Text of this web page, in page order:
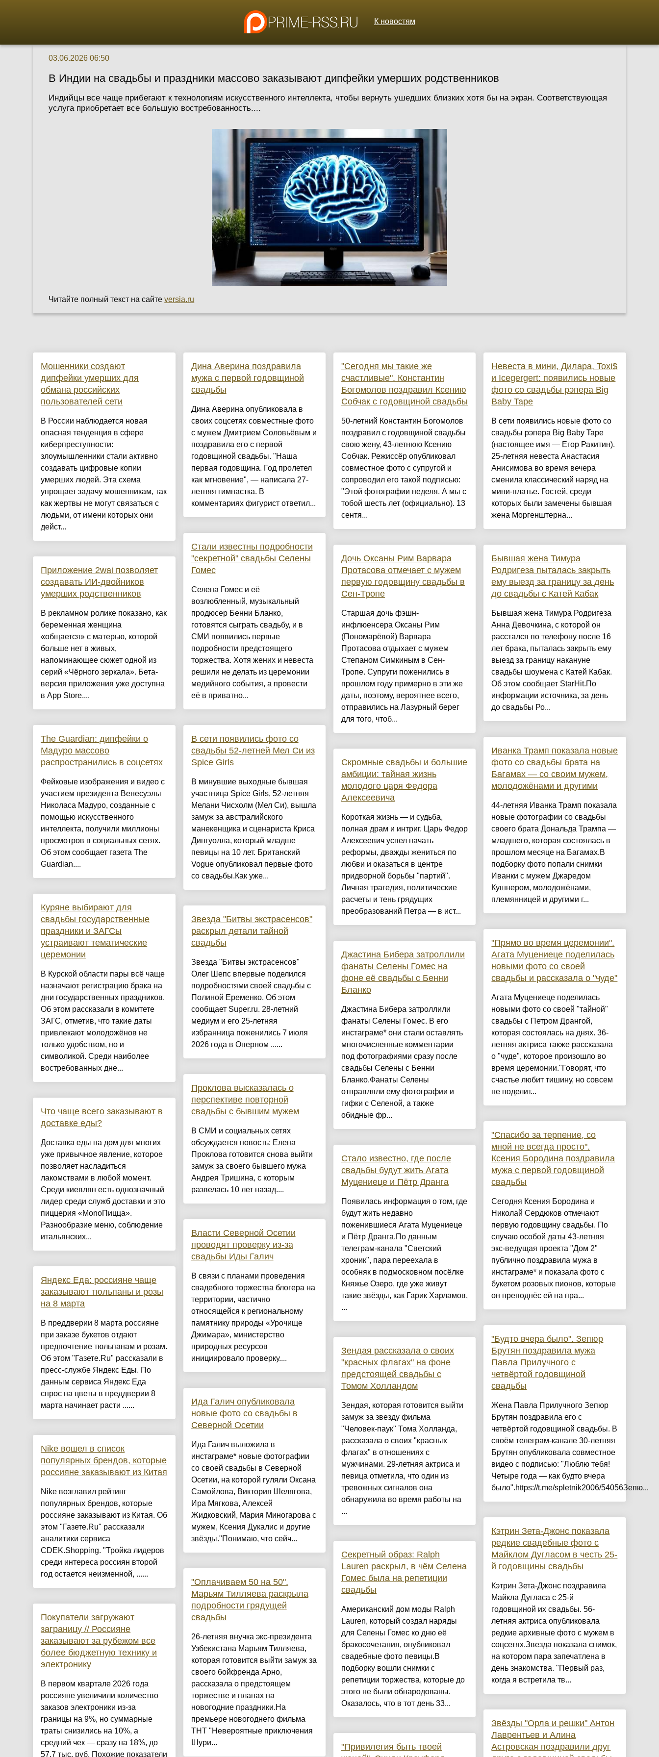
К новостям
03.06.2026 06:50
В Индии на свадьбы и праздники массово заказывают дипфейки умерших родственников
Индийцы все чаще прибегают к технологиям искусственного интеллекта, чтобы вернуть ушедших близких хотя бы на экран. Соответствующая
услуга приобретает все большую востребованность....
Читайте полный текст на сайтеversia.ru
Мошенники создают
дипфейки умерших для
обмана российских
пользователей сети
В России наблюдается новая
опасная тенденция в сфере
киберпреступности:
злоумышленники стали активно
создавать цифровые копии
умерших людей. Эта схема
упрощает задачу мошенникам, так
как жертвы не могут связаться с
людьми, от имени которых они
дейст...
Приложение 2wai позволяет
создавать ИИ-двойников
умерших родственников
В рекламном ролике показано, как
беременная женщина
«общается» с матерью, которой
больше нет в живых,
напоминающее сюжет одной из
серий «Чёрного зеркала». Бета-
версия приложения уже доступна
в App Store....
The Guardian: дипфейки о
Мадуро массово
распространились в соцсетях
Фейковые изображения и видео с
участием президента Венесуэлы
Николаса Мадуро, созданные с
помощью искусственного
интеллекта, получили миллионы
просмотров в социальных сетях.
Об этом сообщает газета The
Guardian....
Куряне выбирают для
свадьбы государственные
праздники и ЗАГСы
устраивают тематические
церемонии
В Курской области пары всё чаще
назначают регистрацию брака на
дни государственных праздников.
Об этом рассказали в комитете
ЗАГС, отметив, что такие даты
привлекают молодожёнов не
только удобством, но и
символикой. Среди наиболее
востребованных дне...
Что чаще всего заказывают в
доставке еды?
Доставка еды на дом для многих
уже привычное явление, которое
позволяет насладиться
лакомствами в любой момент.
Среди киевлян есть однозначный
лидер среди служб доставки и это
пиццерия «MonoПицца».
Разнообразие меню, соблюдение
итальянских...
Яндекс Еда: россияне чаще
заказывают тюльпаны и розы
на 8 марта
В преддверии 8 марта россияне
при заказе букетов отдают
предпочтение тюльпанам и розам.
Об этом "Газете.Ru" рассказали в
пресс-службе Яндекс Еды. По
данным сервиса Яндекс Еда
спрос на цветы в преддверии 8
марта начинает расти ......
Nike вошел в список
популярных брендов, которые
россияне заказывают из Китая
Nike возглавил рейтинг
популярных брендов, которые
россияне заказывают из Китая. Об
этом "Газете.Ru" рассказали
аналитики сервиса
CDEK.Shopping. "Тройка лидеров
среди интереса россиян второй
год остается неизменной, ......
Покупатели загружают
заграницу // Россияне
заказывают за рубежом все
более бюджетную технику и
электронику
В первом квартале 2026 года
россияне увеличили количество
заказов электроники из-за
границы на 9%, но суммарные
траты снизились на 10%, а
средний чек — сразу на 18%, до
57,7 тыс. руб. Похожие показатели
Дина Аверина поздравила
мужа с первой годовщиной
свадьбы
Дина Аверина опубликовала в
своих соцсетях совместные фото
с мужем Дмитрием Соловьёвым и
поздравила его с первой
годовщиной свадьбы. "Наша
первая годовщина. Год пролетел
как мгновение", — написала 27-
летняя гимнастка. В
комментариях фигурист ответил...
Стали известны подробности
"секретной" свадьбы Селены
Гомес
Селена Гомес и её
возлюбленный, музыкальный
продюсер Бенни Бланко,
готовятся сыграть свадьбу, и в
СМИ появились первые
подробности предстоящего
торжества. Хотя жених и невеста
решили не делать из церемонии
медийного события, а провести
её в приватно...
В сети появились фото со
свадьбы 52-летней Мел Си из
Spice Girls
В минувшие выходные бывшая
участница Spice Girls, 52-летняя
Мелани Чисхолм (Мел Си), вышла
замуж за австралийского
манекенщика и сценариста Криса
Дингуолла, который младше
певицы на 10 лет. Британский
Vogue опубликовал первые фото
со свадьбы.Как уже...
Звезда "Битвы экстрасенсов"
раскрыл детали тайной
свадьбы
Звезда "Битвы экстрасенсов"
Олег Шепс впервые поделился
подробностями своей свадьбы с
Полиной Еременко. Об этом
сообщает Super.ru. 28‑летний
медиум и его 25‑летняя
избранница поженились 7 июля
2026 года в Оперном ......
Проклова высказалась о
перспективе повторной
свадьбы с бывшим мужем
В СМИ и социальных сетях
обсуждается новость: Елена
Проклова готовится снова выйти
замуж за своего бывшего мужа
Андрея Тришина, с которым
развелась 10 лет назад....
Власти Северной Осетии
проводят проверку из-за
свадьбы Иды Галич
В связи с планами проведения
свадебного торжества блогера на
территории, частично
относящейся к региональному
памятнику природы «Урочище
Джимара», министерство
природных ресурсов
инициировало проверку....
Ида Галич опубликовала
новые фото со свадьбы в
Северной Осетии
Ида Галич выложила в
инстаграме* новые фотографии
со своей свадьбы в Северной
Осетии, на которой гуляли Оксана
Самойлова, Виктория Шелягова,
Ира Мягкова, Алексей
Жидковский, Мария Миногарова с
мужем, Ксения Дукалис и другие
звёзды."Понимаю, что сейч...
"Оплачиваем 50 на 50".
Марьям Тилляева раскрыла
подробности грядущей
свадьбы
26-летняя внучка экс-президента
Узбекистана Марьям Тилляева,
которая готовится выйти замуж за
своего бойфренда Арно,
рассказала о предстоящем
торжестве и планах на
новогодние праздники.На
премьере новогоднего фильма
ТНТ "Невероятные приключения
Шури...
"Сегодня мы такие же
счастливые". Константин
Богомолов поздравил Ксению
Собчак с годовщиной свадьбы
50-летний Константин Богомолов
поздравил с годовщиной свадьбы
свою жену, 43-летнюю Ксению
Собчак. Режиссёр опубликовал
совместное фото с супругой и
сопроводил его такой подписью:
"Этой фотографии неделя. А мы с
тобой шесть лет (официально). 13
сентя...
Дочь Оксаны Рим Варвара
Протасова отмечает с мужем
первую годовщину свадьбы в
Сен-Тропе
Старшая дочь фэшн-
инфлюенсера Оксаны Рим
(Пономарёвой) Варвара
Протасова отдыхает с мужем
Степаном Симкиным в Сен-
Тропе. Супруги поженились в
прошлом году примерно в эти же
даты, поэтому, вероятнее всего,
отправились на Лазурный берег
для того, чтоб...
Скромные свадьбы и большие
амбиции: тайная жизнь
молодого царя Федора
Алексеевича
Короткая жизнь — и судьба,
полная драм и интриг. Царь Федор
Алексеевич успел начать
реформы, дважды жениться по
любви и оказаться в центре
придворной борьбы "партий".
Личная трагедия, политические
расчеты и тень грядущих
преобразований Петра — в ист...
Джастина Бибера затроллили
фанаты Селены Гомес на
фоне её свадьбы с Бенни
Бланко
Джастина Бибера затроллили
фанаты Селены Гомес. В его
инстаграме* они стали оставлять
многочисленные комментарии
под фотографиями сразу после
свадьбы Селены с Бенни
Бланко.Фанаты Селены
отправляли ему фотографии и
гифки с Селеной, а также
обидные фр...
Стало известно, где после
свадьбы будут жить Агата
Муцениеце и Пётр Дранга
Появилась информация о том, где
будут жить недавно
поженившиеся Агата Муцениеце
и Пётр Дранга.По данным
телеграм-канала "Светский
хроник", пара переехала в
особняк в подмосковном посёлке
Княжье Озеро, где уже живут
такие звёзды, как Гарик Харламов,
...
Зендая рассказала о своих
"красных флагах" на фоне
предстоящей свадьбы с
Томом Холландом
Зендая, которая готовится выйти
замуж за звезду фильма
"Человек-паук" Тома Холланда,
рассказала о своих "красных
флагах" в отношениях с
мужчинами. 29-летняя актриса и
певица отметила, что один из
тревожных сигналов она
обнаружила во время работы на
...
Секретный образ: Ralph
Lauren раскрыл, в чём Селена
Гомес была на репетиции
свадьбы
Американский дом моды Ralph
Lauren, который создал наряды
для Селены Гомес ко дню её
бракосочетания, опубликовал
свадебные фото певицы.В
подборку вошли снимки с
репетиции торжества, которые до
этого не были обнародованы.
Оказалось, что в тот день 33...
"Привилегия быть твоей
Невеста в мини, Дилара, Toxi$
и Icegergert: появились новые
фото со свадьбы рэпера Big
Baby Tape
В сети появились новые фото со
свадьбы рэпера Big Baby Tape
(настоящее имя — Егор Ракитин).
25-летняя невеста Анастасия
Анисимова во время вечера
сменила классический наряд на
мини-платье. Гостей, среди
которых были замечены бывшая
жена Моргенштерна...
Бывшая жена Тимура
Родригеза пыталась закрыть
ему выезд за границу за день
до свадьбы с Катей Кабак
Бывшая жена Тимура Родригеза
Анна Девочкина, с которой он
расстался по телефону после 16
лет брака, пыталась закрыть ему
выезд за границу накануне
свадьбы шоумена с Катей Кабак.
Об этом сообщает StarHit.По
информации источника, за день
до свадьбы Ро...
Иванка Трамп показала новые
фото со свадьбы брата на
Багамах — со своим мужем,
молодожёнами и другими
44-летняя Иванка Трамп показала
новые фотографии со свадьбы
своего брата Дональда Трампа —
младшего, которая состоялась в
прошлом месяце на Багамах.В
подборку фото попали снимки
Иванки с мужем Джаредом
Кушнером, молодожёнами,
племянницей и другими г...
"Прямо во время церемонии".
Агата Муцениеце поделилась
новыми фото со своей
свадьбы и рассказала о "чуде"
Агата Муцениеце поделилась
новыми фото со своей "тайной"
свадьбы с Петром Дрангой,
которая состоялась на днях. 36-
летняя актриса также рассказала
о "чуде", которое произошло во
время церемонии."Говорят, что
счастье любит тишину, но совсем
не поделит...
"Спасибо за терпение, со
мной не всегда просто".
Ксения Бородина поздравила
мужа с первой годовщиной
свадьбы
Сегодня Ксения Бородина и
Николай Сердюков отмечают
первую годовщину свадьбы. По
случаю особой даты 43-летняя
экс-ведущая проекта "Дом 2"
публично поздравила мужа в
инстаграме* и показала фото с
букетом розовых пионов, которые
он преподнёс ей на пра...
"Будто вчера было". Зепюр
Брутян поздравила мужа
Павла Прилучного с
четвёртой годовщиной
свадьбы
Жена Павла Прилучного Зепюр
Брутян поздравила его с
четвёртой годовщиной свадьбы. В
своём телеграм-канале 30-летняя
Брутян опубликовала совместное
видео с подписью: "Люблю тебя!
Четыре года — как будто вчера
было".https://t.me/spletnik2006/54056Зепю...
Кэтрин Зета-Джонс показала
редкие свадебные фото с
Майклом Дугласом в честь 25-
й годовщины свадьбы
Кэтрин Зета-Джонс поздравила
Майкла Дугласа с 25-й
годовщиной их свадьбы. 56-
летняя актриса опубликовала
редкие архивные фото с мужем в
соцсетях.Звезда показала снимок,
на котором пара запечатлена в
день знакомства. "Первый раз,
когда я встретила тв...
Звёзды "Орла и решки" Антон
Лаврентьев и Алина
Астровская поздравили друг